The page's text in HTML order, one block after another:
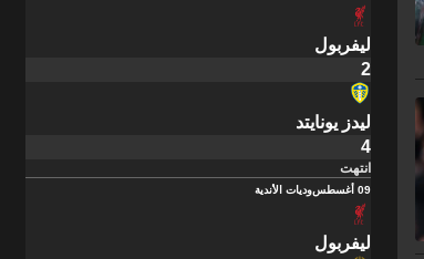
ليفربول
2
ليدز يونايتد
4
انتهت
09 أغسطس وديات الأندية
ليفربول